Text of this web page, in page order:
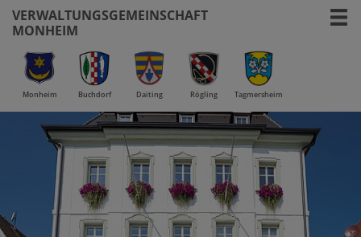
VERWALTUNGSGEMEINSCHAFT
MONHEIM
Monheim Buchdorf Daiting Rögling Tagmersheim